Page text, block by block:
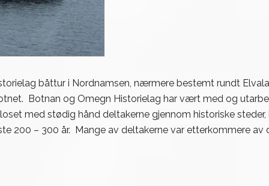
båttur i Nordnamsen, nærmere bestemt rundt
Botnan og Omegn Historielag har vært med og
med stødig hånd deltakerne gjennom historiske
200 – 300 år. Mange av deltakerne var etterkommere